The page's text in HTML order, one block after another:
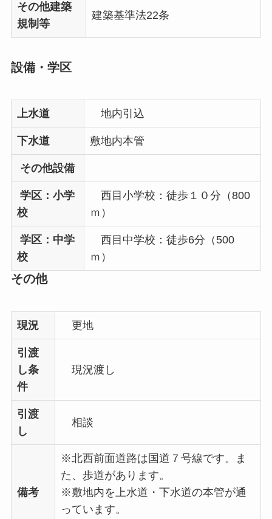
その他建築
規制等
建築基準法22条
設備・学区
上水道 地内引込
下水道 敷地内本管
その他設備
学区：小学
校
西目小学校：徒歩１０分（800
ｍ）
学区：中学
校
西目中学校：徒歩6分（500
ｍ）
その他
現況 更地
引渡
し条
件
現況渡し
引渡
し
相談
備考
※北西前面道路は国道７号線です。ま
た、歩道があります。
※敷地内を上水道・下水道の本管が通
っています。